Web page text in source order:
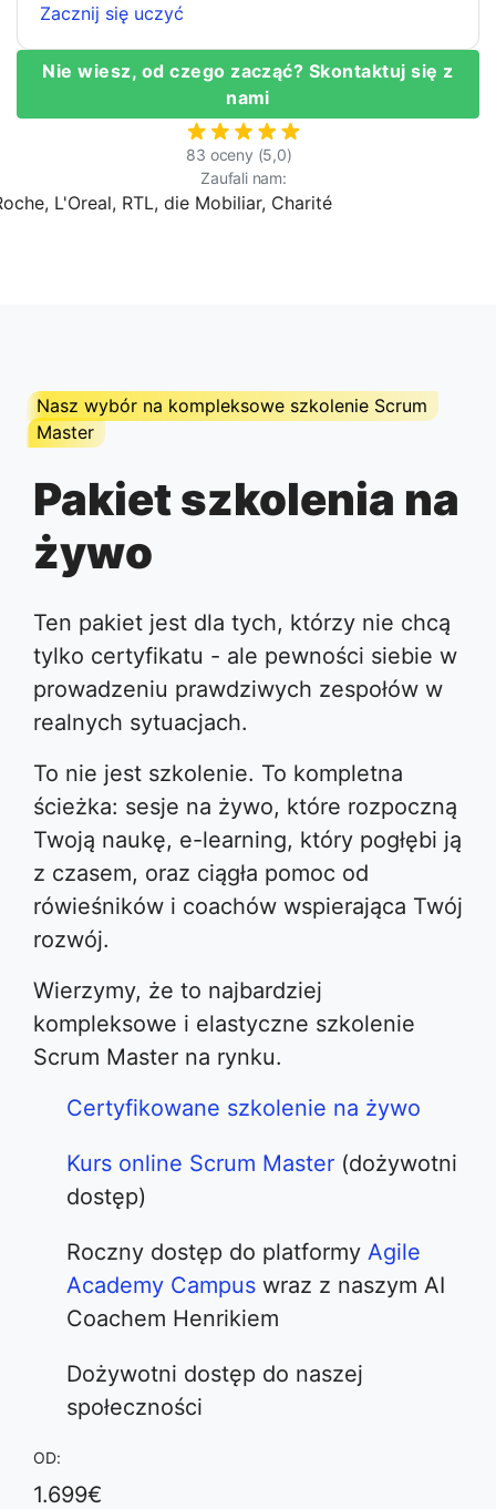
Zacznij się uczyć
Nie wiesz, od czego zacząć? Skontaktuj się z
nami
83 oceny (5,0)
Zaufali nam:
Nasz wybór na kompleksowe szkolenie Scrum
Master
Pakiet szkolenia na
żywo
Ten pakiet jest dla tych, którzy nie chcą
tylko certyfikatu - ale pewności siebie w
prowadzeniu prawdziwych zespołów w
realnych sytuacjach.
To nie jest szkolenie. To kompletna
ścieżka: sesje na żywo, które rozpoczną
Twoją naukę, e-learning, który pogłębi ją
z czasem, oraz ciągła pomoc od
rówieśników i coachów wspierająca Twój
rozwój.
Wierzymy, że to najbardziej
kompleksowe i elastyczne szkolenie
Scrum Master na rynku.
Certyfikowane szkolenie na żywo
Kurs online Scrum Master (dożywotni
dostęp)
Roczny dostęp do platformy Agile
Academy Campus wraz z naszym AI
Coachem Henrikiem
Dożywotni dostęp do naszej
społeczności
OD:
1.699€